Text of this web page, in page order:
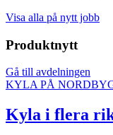
Visa alla på nytt jobb
Produktnytt
Gå till avdelningen
KYLA PÅ
Kyla i flera